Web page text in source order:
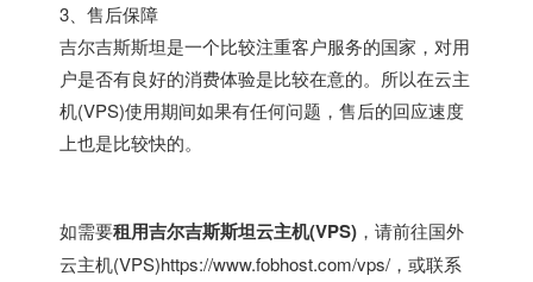
3、售后保障
吉尔吉斯斯坦是一个比较注重客户服务的国家，对用
户是否有良好的消费体验是比较在意的。所以在云主
机(VPS)使用期间如果有任何问题，售后的回应速度
上也是比较快的。
如需要租用吉尔吉斯斯坦云主机(VPS) ，请前往国外
云主机(VPS)https://www.fobhost.com/vps/ ，或联系